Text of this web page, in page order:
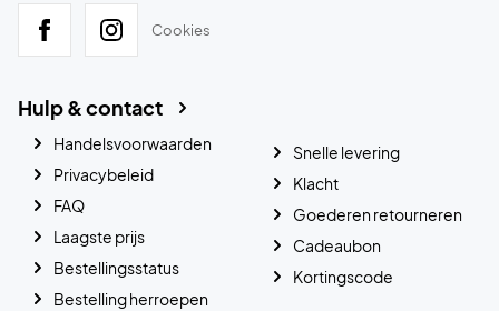
Cookies
Hulp & contact
Handelsvoorwaarden
Privacybeleid
FAQ
Laagste prijs
Bestellingsstatus
Bestelling herroepen
Snelle levering
Klacht
Goederen retourneren
Cadeaubon
Kortingscode